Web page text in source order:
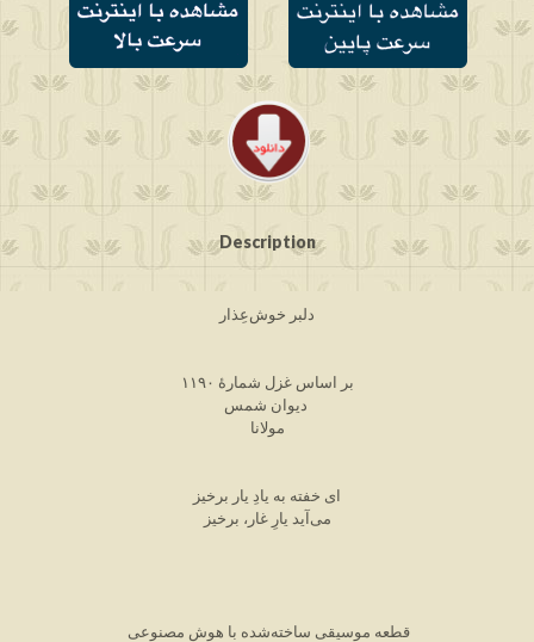
Description
دلبر خوش‌عِذار
بر اساس غزل شمارۀ ۱۱۹۰
مولانا
ای خفته به یادِ یار برخیز
می‌آید یارِ غار، برخیز
قطعه موسیقی ساخته‌شده با هوش مصنوعی